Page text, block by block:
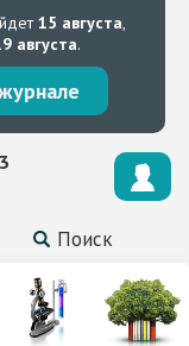
15 августа,
августа.
Поиск